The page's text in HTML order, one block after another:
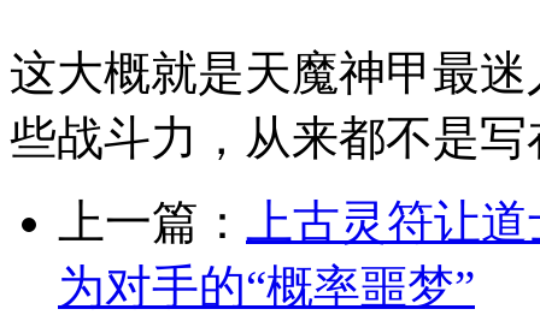
这大概就是天魔神甲最
些战斗力，从来都不是
上一篇：
上古灵符让
为对手的“概率噩梦”